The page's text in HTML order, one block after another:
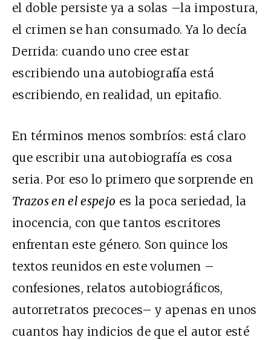
el doble persiste ya a solas –la impostura,
el crimen se han consumado. Ya lo decía
Derrida: cuando uno cree estar
escribiendo una autobiografía está
escribiendo, en realidad, un epitafio.
En términos menos sombríos: está claro
que escribir una autobiografía es cosa
seria. Por eso lo primero que sorprende en
Trazos en el espejo es la poca seriedad, la
inocencia, con que tantos escritores
enfrentan este género. Son quince los
textos reunidos en este volumen –
confesiones, relatos autobiográficos,
autorretratos precoces– y apenas en unos
cuantos hay indicios de que el autor esté